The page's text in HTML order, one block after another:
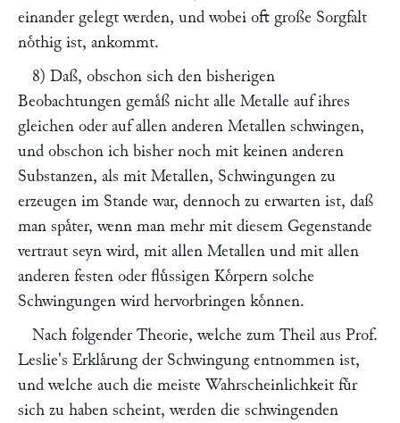
einander gelegt werden, und wobei oft große Sorgfalt
noͤthig ist, ankommt.
8) Daß, obschon sich den bisherigen
Beobachtungen gemaͤß nicht alle Metalle auf ihres
gleichen oder auf allen anderen Metallen schwingen,
und obschon ich bisher noch mit keinen anderen
Substanzen, als mit Metallen, Schwingungen zu
erzeugen im Stande war, dennoch zu erwarten ist, daß
man spaͤter, wenn man mehr mit diesem Gegenstande
vertraut seyn wird, mit allen Metallen und mit allen
anderen festen oder fluͤssigen Koͤrpern solche
Schwingungen wird hervorbringen koͤnnen.
Nach folgender Theorie, welche zum Theil aus Prof.
Leslie's Erklaͤrung der Schwingung entnommen ist,
und welche auch die meiste Wahrscheinlichkeit fuͤr
sich zu haben scheint, werden die schwingenden